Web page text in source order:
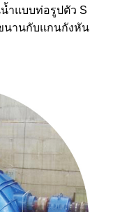
ำแบบท่อรูปตัว S
นานกับแกนกังหัน